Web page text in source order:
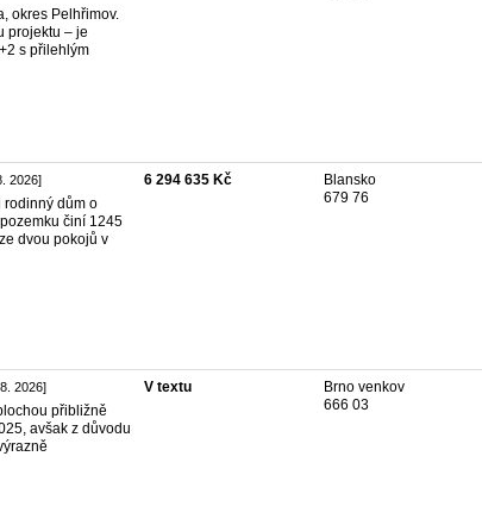
okres Pelhřimov.
projektu – je
s přilehlým
2026]
rodinný dům o
činí 1245
dvou pokojů v
6 294 635 Kč
Blansko
679 76
2026]
přibližně
avšak z důvodu
V textu
Brno venkov
666 03